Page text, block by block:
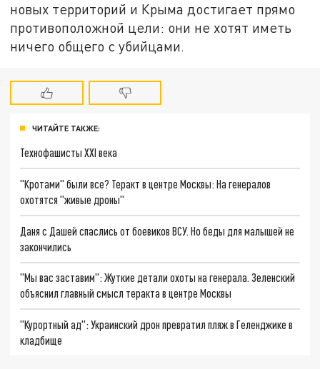
новых территорий и Крыма достигает прямо
противоположной цели: они не хотят иметь
ничего общего с убийцами.
ЧИТАЙТЕ ТАКЖЕ:
Технофашисты XXI века
"Кротами" были все? Теракт в центре Москвы: На генералов
охотятся "живые дроны"
Даня с Дашей спаслись от боевиков ВСУ. Но беды для малышей не
закончились
"Мы вас заставим": Жуткие детали охоты на генерала. Зеленский
объяснил главный смысл теракта в центре Москвы
"Курортный ад": Украинский дрон превратил пляж в Геленджике в
кладбище